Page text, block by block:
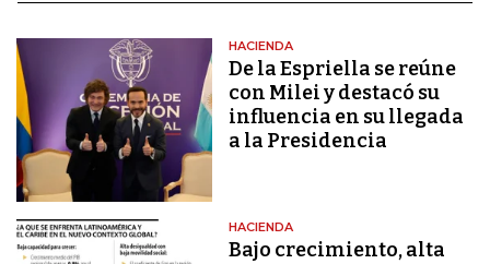
HACIENDA
De la Espriella se reúne
con Milei y destacó su
influencia en su llegada
a la Presidencia
HACIENDA
Bajo crecimiento, alta